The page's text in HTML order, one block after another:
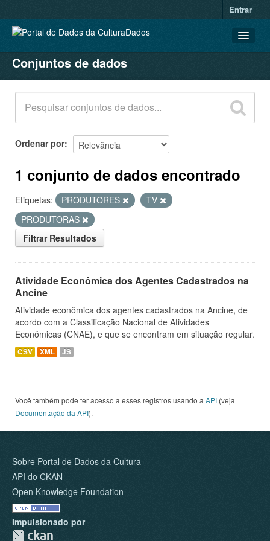
Entrar
CONJUNTOS DE DADOS
ORGANIZAÇÕES
GRUPOS
SOBRE
Conjuntos de dados
Ordenar por
1 conjunto de dados encontrado
Etiquetas: PRODUTORES
TV
PRODUTORAS
Filtrar Resultados
Atividade Econômica dos Agentes Cadastrados na
Ancine
Atividade econômica dos agentes cadastrados na Ancine, de
acordo com a Classificação Nacional de Atividades
Econômicas (CNAE), e que se encontram em situação regular.
CSV XML JS
Você também pode ter acesso a esses registros usando a API (veja
Documentação da API).
Sobre Portal de Dados da Cultura
API do CKAN
Open Knowledge Foundation
Impulsionado por